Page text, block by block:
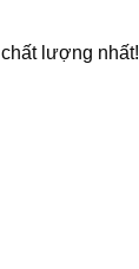
lượng nhất!